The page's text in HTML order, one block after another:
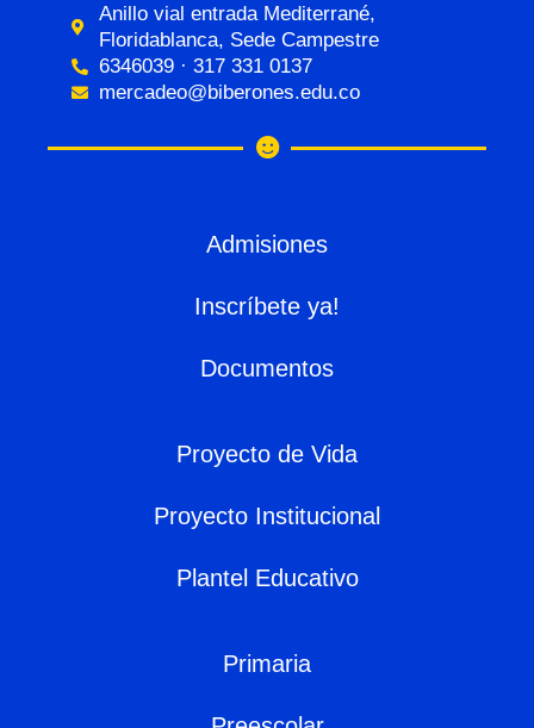
Anillo vial entrada Mediterrané,
Floridablanca, Sede Campestre
6346039 · 317 331 0137
mercadeo@biberones.edu.co
Admisiones
Inscríbete ya!
Documentos
Proyecto de Vida
Proyecto Institucional
Plantel Educativo
Primaria